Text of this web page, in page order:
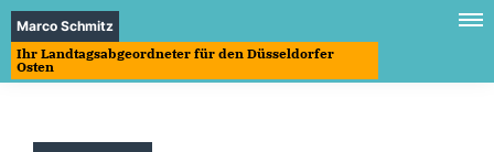
Marco Schmitz
Ihr Landtagsabgeordneter für den Düsseldorfer
Osten